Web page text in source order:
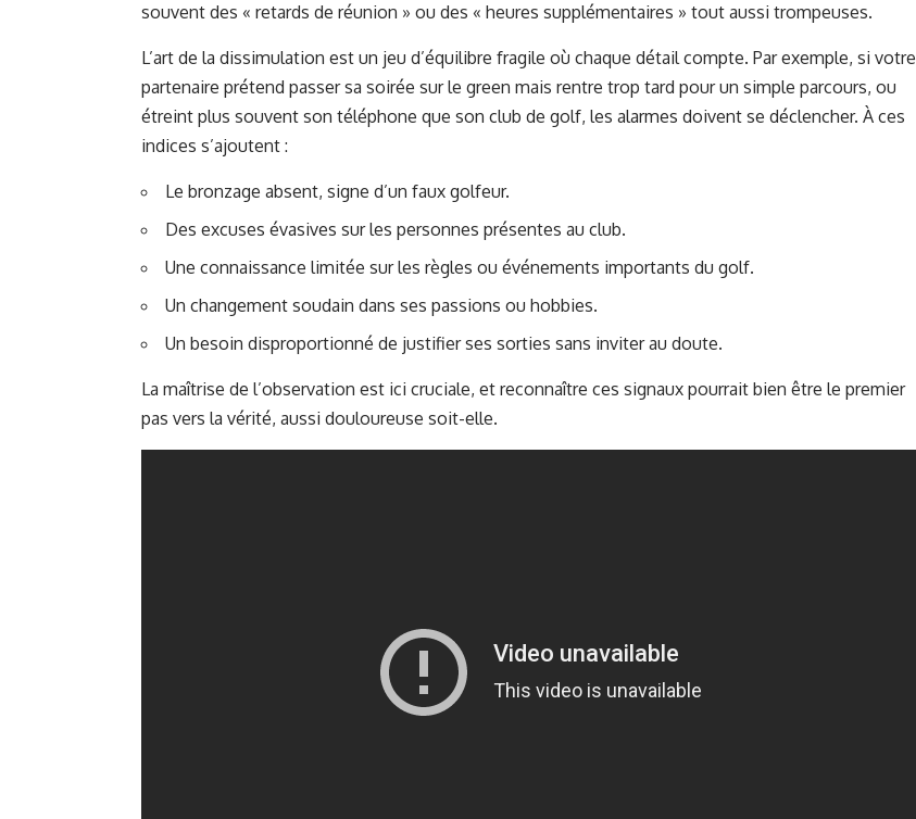
souvent des « retards de réunion » ou des « heures supplémentaires » tout aussi trompeuses.
L’art de la dissimulation est un jeu d’équilibre fragile où chaque détail compte. Par exemple, si votre
partenaire prétend passer sa soirée sur le green mais rentre trop tard pour un simple parcours, ou
étreint plus souvent son téléphone que son club de golf, les alarmes doivent se déclencher. À ces
indices s’ajoutent :
Le bronzage absent, signe d’un faux golfeur.
Des excuses évasives sur les personnes présentes au club.
Une connaissance limitée sur les règles ou événements importants du golf.
Un changement soudain dans ses passions ou hobbies.
Un besoin disproportionné de justifier ses sorties sans inviter au doute.
La maîtrise de l’observation est ici cruciale, et reconnaître ces signaux pourrait bien être le premier
pas vers la vérité, aussi douloureuse soit-elle.